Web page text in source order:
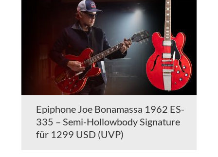
Epiphone Joe Bonamassa 1962 ES-
335 – Semi-Hollowbody Signature
für 1299 USD (UVP)